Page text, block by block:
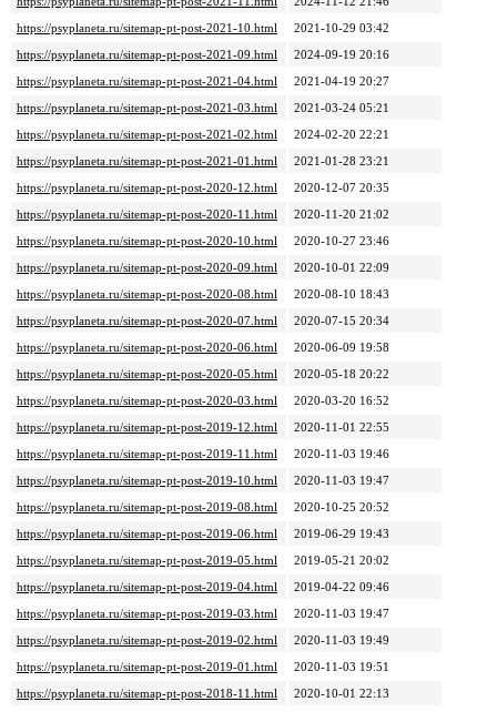
https://psyplaneta.ru/sitemap-pt-post-2021-10.html
2021-10-29 03:42
https://psyplaneta.ru/sitemap-pt-post-2021-09.html
2024-09-19 20:16
https://psyplaneta.ru/sitemap-pt-post-2021-04.html
2021-04-19 20:27
https://psyplaneta.ru/sitemap-pt-post-2021-03.html
2021-03-24 05:21
https://psyplaneta.ru/sitemap-pt-post-2021-02.html
2024-02-20 22:21
https://psyplaneta.ru/sitemap-pt-post-2021-01.html
2021-01-28 23:21
https://psyplaneta.ru/sitemap-pt-post-2020-12.html
2020-12-07 20:35
https://psyplaneta.ru/sitemap-pt-post-2020-11.html
2020-11-20 21:02
https://psyplaneta.ru/sitemap-pt-post-2020-10.html
2020-10-27 23:46
https://psyplaneta.ru/sitemap-pt-post-2020-09.html
2020-10-01 22:09
https://psyplaneta.ru/sitemap-pt-post-2020-08.html
2020-08-10 18:43
https://psyplaneta.ru/sitemap-pt-post-2020-07.html
2020-07-15 20:34
https://psyplaneta.ru/sitemap-pt-post-2020-06.html
2020-06-09 19:58
https://psyplaneta.ru/sitemap-pt-post-2020-05.html
2020-05-18 20:22
https://psyplaneta.ru/sitemap-pt-post-2020-03.html
2020-03-20 16:52
https://psyplaneta.ru/sitemap-pt-post-2019-12.html
2020-11-01 22:55
https://psyplaneta.ru/sitemap-pt-post-2019-11.html
2020-11-03 19:46
https://psyplaneta.ru/sitemap-pt-post-2019-10.html
2020-11-03 19:47
https://psyplaneta.ru/sitemap-pt-post-2019-08.html
2020-10-25 20:52
https://psyplaneta.ru/sitemap-pt-post-2019-06.html
2019-06-29 19:43
https://psyplaneta.ru/sitemap-pt-post-2019-05.html
2019-05-21 20:02
https://psyplaneta.ru/sitemap-pt-post-2019-04.html
2019-04-22 09:46
https://psyplaneta.ru/sitemap-pt-post-2019-03.html
2020-11-03 19:47
https://psyplaneta.ru/sitemap-pt-post-2019-02.html
2020-11-03 19:49
https://psyplaneta.ru/sitemap-pt-post-2019-01.html
2020-11-03 19:51
https://psyplaneta.ru/sitemap-pt-post-2018-11.html
2020-10-01 22:13